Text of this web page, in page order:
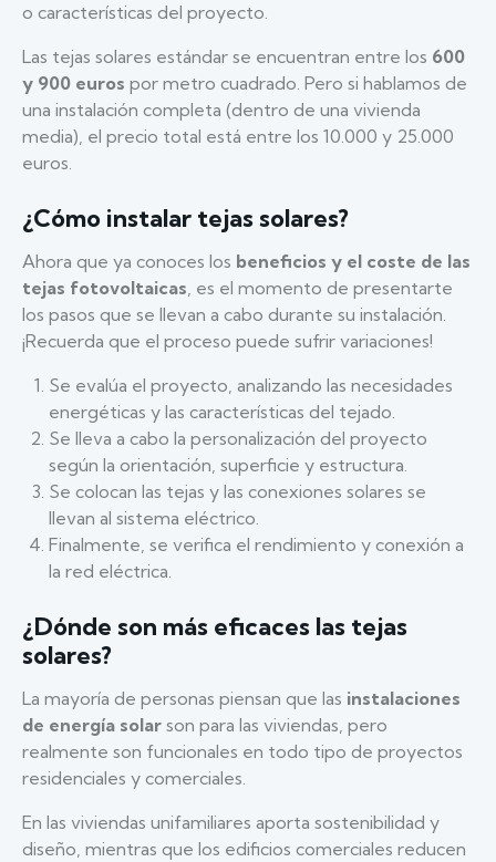
o características del proyecto.
Las tejas solares estándar se encuentran entre los 600
y 900 euros por metro cuadrado. Pero si hablamos de
una instalación completa (dentro de una vivienda
media), el precio total está entre los 10.000 y 25.000
euros.
¿Cómo instalar tejas solares?
Ahora que ya conoces los beneficios y el coste de las
tejas fotovoltaicas, es el momento de presentarte
los pasos que se llevan a cabo durante su instalación.
¡Recuerda que el proceso puede sufrir variaciones!
Se evalúa el proyecto, analizando las necesidades
energéticas y las características del tejado.
Se lleva a cabo la personalización del proyecto
según la orientación, superficie y estructura.
Se colocan las tejas y las conexiones solares se
llevan al sistema eléctrico.
Finalmente, se verifica el rendimiento y conexión a
la red eléctrica.
¿Dónde son más eficaces las tejas
solares?
La mayoría de personas piensan que las instalaciones
de energía solar son para las viviendas, pero
realmente son funcionales en todo tipo de proyectos
residenciales y comerciales.
En las viviendas unifamiliares aporta sostenibilidad y
diseño, mientras que los edificios comerciales reducen